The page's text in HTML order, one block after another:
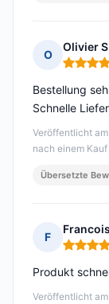
O
Olivier
Veröffentlicht
nach einem
Bestellung
Schnelle
Übersetzte
F
Veröffentlicht
Produkt